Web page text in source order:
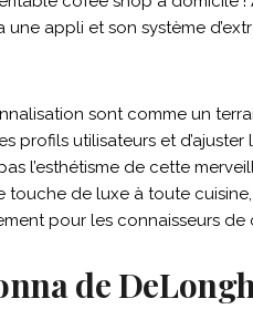
appli et son système
sont comme un
profils utilisateurs et
l’esthétisme de cette
touche de luxe à toute
pour les connaisseurs de
de